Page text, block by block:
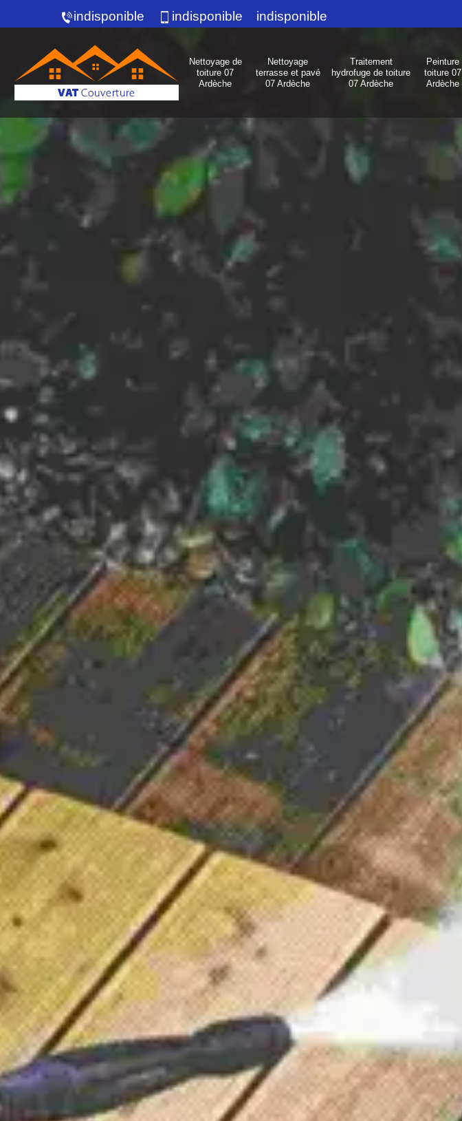
indisponible indisponible indisponible
Nettoyage de
toiture 07
Ardèche
Nettoyage
terrasse et pavé
07 Ardèche
Traitement
hydrofuge de toiture
07 Ardèche
Peinture
toiture 07
Ardèche